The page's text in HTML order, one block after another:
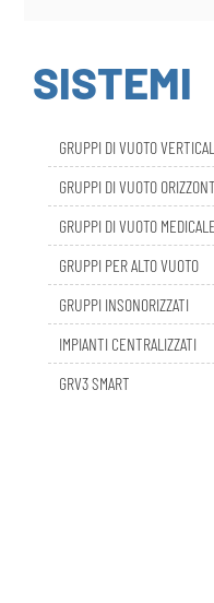
SISTEMI
GRUPPI DI VUOTO
GRUPPI DI VUOTO MEDICALE
GRUPPI PER ALTO VUOTO
GRUPPI INSONORIZZATI
IMPIANTI CENTRALIZZATI
GRV3 SMART